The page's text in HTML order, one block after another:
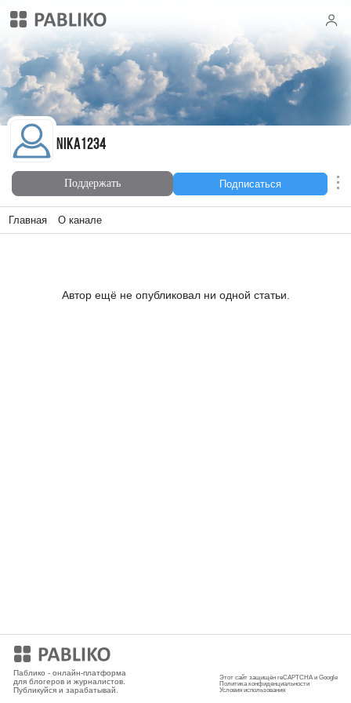
nika1234
nika1234
Поддержать Подписаться
Главная О канале
Автор ещё не опубликовал ни одной статьи.
Паблико - онлайн-платформа
для блогеров и журналистов.
Публикуйся и зарабатывай.
Этот сайт защищён reCAPTCHA и Google
Политика конфиденциальности
Условия использования